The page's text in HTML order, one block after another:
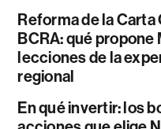
Reforma de la Carta
BCRA: qué propone
lecciones de la
regional
En qué invertir: los